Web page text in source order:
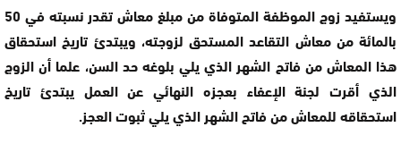
ويستفيد زوج الموظفة المتوفاة من مبلغ معاش تقدر نسبته في 50
بالمائة من معاش التقاعد المستحق لزوجته، ويبتدئ تاريخ استحقاق
هذا المعاش من فاتح الشهر الذي يلي بلوغه حد السن، علما أن الزوج
الذي أقرت لجنة الإعفاء بعجزه النهائي عن العمل يبتدئ تاريخ
استحقاقه للمعاش من فاتح الشهر الذي يلي ثبوت العجز.